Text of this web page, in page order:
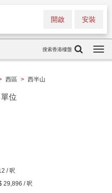
安裝
開啟
搜索香港樓盤
西區 > 西半山
位
/ 呎
29,896 / 呎